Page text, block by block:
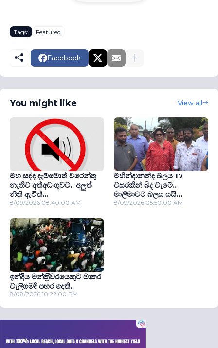
Tags: Featured
Facebook
You might like View all
මහ සද්ද දැම්මොත් වරෙන්තු
නැතිව අත්අඩංගුවට.. අලුත්
නීති ඇවිත්...
8/09/2026 08:40:00 AM
මහින්දානන්ද බලය 17
වසරකින් බිද වැටේ..
මාලිමාවට බලය යයි...
8/09/2026 05:50:00 AM
ඉන්දීය මන්ත‍්‍රීවරයෙකුට මාතර
වැලිගමදී පහර දෙති..
8/08/2026 10:22:00 PM